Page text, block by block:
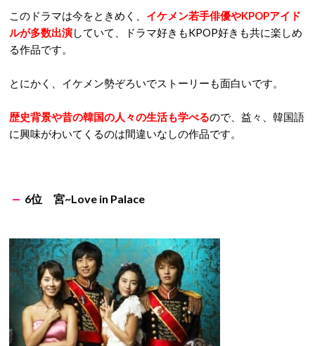
このドラマは今をときめく、 イケメン若手俳優やKPOPアイド
ルが多数出演していて、ドラマ好きもKPOP好きも共に楽しめ
る作品です。
とにかく、イケメン勢ぞろいでストーリーも面白いです。
歴史背景や昔の韓国の人々の生活も学べるので、益々、韓国語
に興味がわいてくるのは間違いなしの作品です。
6位 宮~Love in Palace